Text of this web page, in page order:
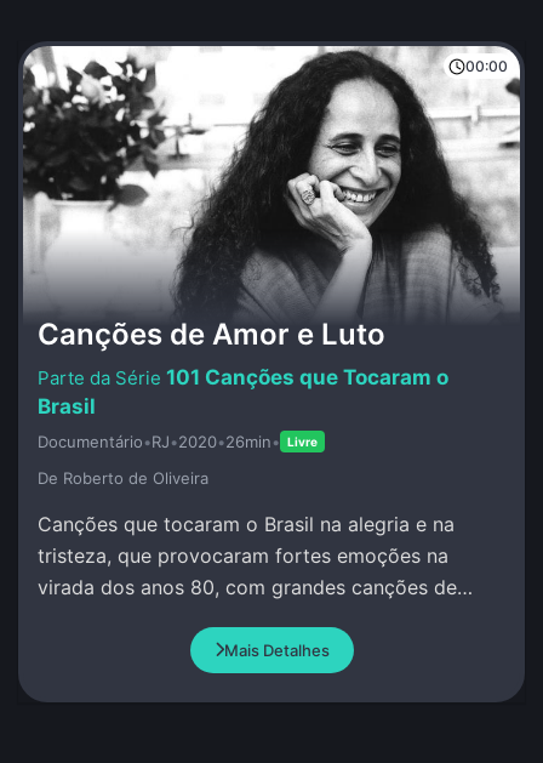
00:00
Canções de Amor e Luto
101 Canções que Tocaram o
Brasil
Documentário•RJ•2020•26min• Livre
De Roberto de Oliveira
Canções que tocaram o Brasil na alegria e na
tristeza, que provocaram fortes emoções na
virada dos anos 80, com grandes canções de
Mais Detalhes